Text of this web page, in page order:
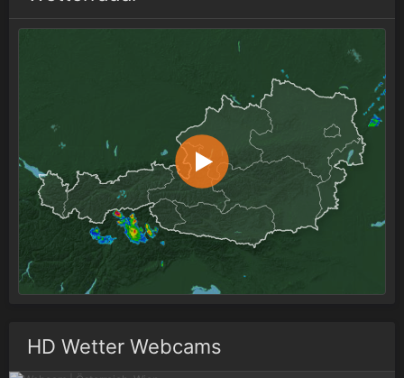
HD Wetter Webcams